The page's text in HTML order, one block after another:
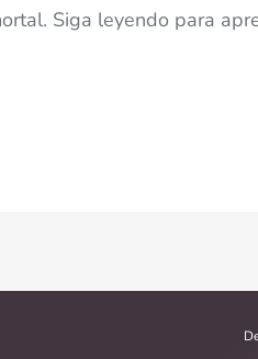
Siga leyendo para